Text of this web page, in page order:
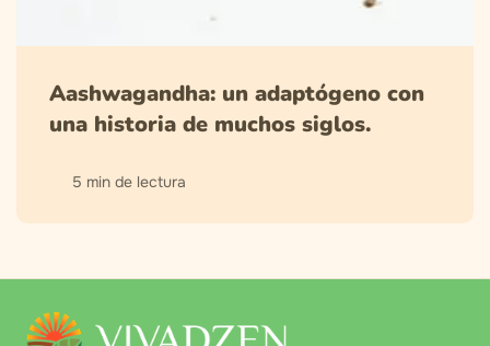
Aashwagandha: un adaptógeno con
una historia de muchos siglos.
5 min de lectura